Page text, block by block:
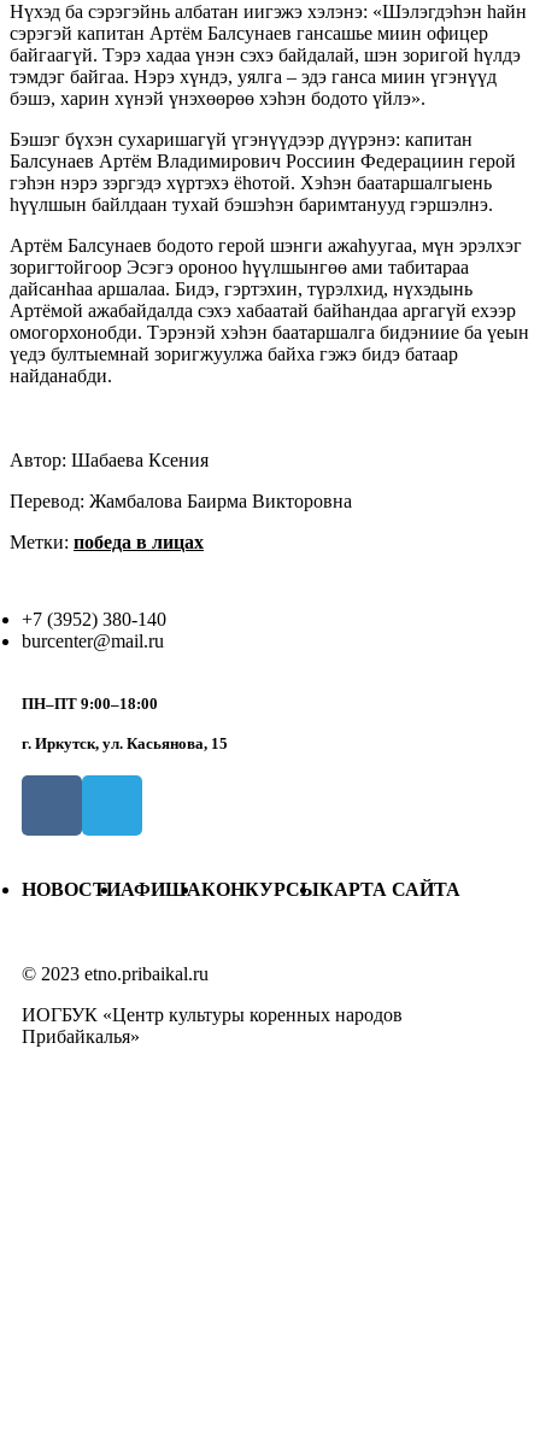
Нүхэд ба сэрэгэйнь албатан иигэжэ хэлэнэ: «Шэлэгдэhэн hайн
сэрэгэй капитан Артём Балсунаев гансашье миин офицер
байгаагүй. Тэрэ хадаа үнэн сэхэ байдалай, шэн зоригой hүлдэ
тэмдэг байгаа. Нэрэ хүндэ, уялга – эдэ ганса миин үгэнүүд
бэшэ, харин хүнэй үнэхөөрөө хэhэн бодото үйлэ».
Бэшэг бүхэн сухаришагүй үгэнүүдээр дүүрэнэ: капитан
Балсунаев Артём Владимирович Россиин Федерациин герой
гэhэн нэрэ зэргэдэ хүртэхэ ёhотой. Хэhэн баатаршалгыень
hүүлшын байлдаан тухай бэшэhэн баримтанууд гэршэлнэ.
Артём Балсунаев бодото герой шэнги ажаhуугаа, мүн эрэлхэг
зоригтойгоор Эсэгэ ороноо hүүлшынгөө ами табитараа
дайсанhаа аршалаа. Бидэ, гэртэхин, түрэлхид, нүхэдынь
Артёмой ажабайдалда сэхэ хабаатай байhандаа аргагүй ехээр
омогорхонобди. Тэрэнэй хэhэн баатаршалга бидэниие ба үеын
үедэ бултыемнай зоригжуулжа байха гэжэ бидэ батаар
найданабди.
Автор: Шабаева Ксения
Перевод: Жамбалова Баирма Викторовна
Метки: победа в лицах
+7 (3952) 380-140
burcenter@mail.ru
ПН–ПТ 9:00–18:00
г. Иркутск, ул. Касьянова, 15
НОВОСТИАФИШАКОНКУРСЫКАРТА САЙТА
© 2023 etno.pribaikal.ru
ИОГБУК «Центр культуры коренных народов
Прибайкалья»